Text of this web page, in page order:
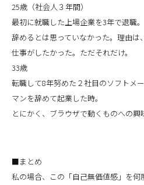
25歳（社会人３年間）
最初に就職した上場企業を3年で退職
辞めるとは思っていなかった。理由
仕事がしたかった。ただそれだけ。
33歳
転職して8年努めた２社目のソフトメ
マンを辞めて起業した時。
とにかく、ブラウザで動くものへの興
■まとめ
私の場合、この「自己無価値感」を何